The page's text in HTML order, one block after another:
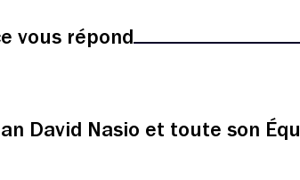
vous répond
David Nasio et toute son